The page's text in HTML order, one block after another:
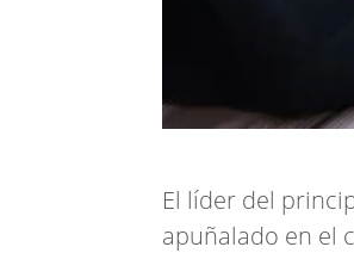
El líder del
apuñalado en el